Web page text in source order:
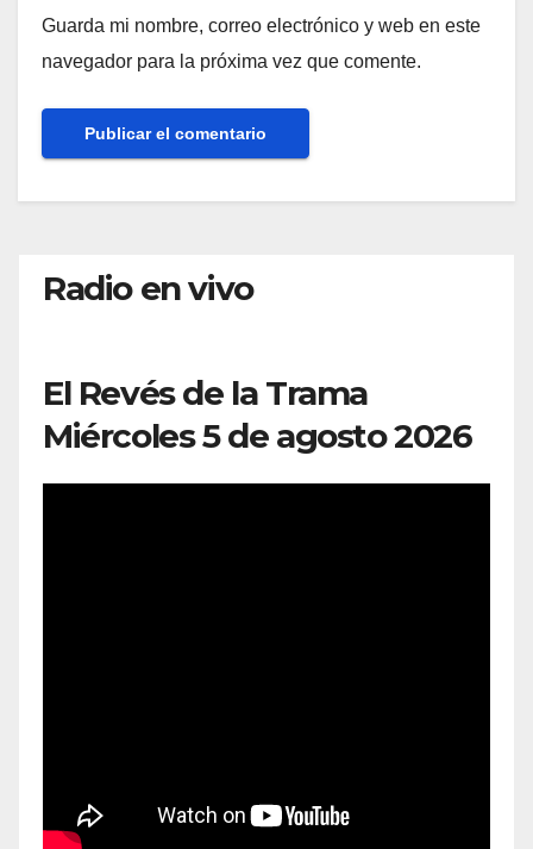
Guarda mi nombre, correo electrónico y web en este
navegador para la próxima vez que comente.
Radio en vivo
El Revés de la Trama
Miércoles 5 de agosto 2026